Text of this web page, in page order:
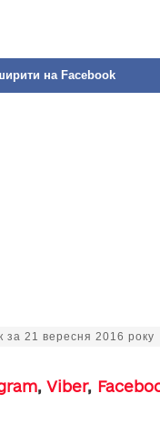
на Facebook
за 21 вересня 2016 року
,Viber,